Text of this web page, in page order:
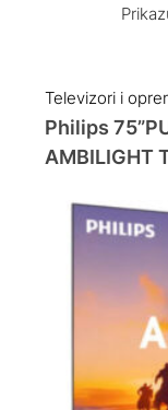
Televizori i
Philips
AMBILIGHT